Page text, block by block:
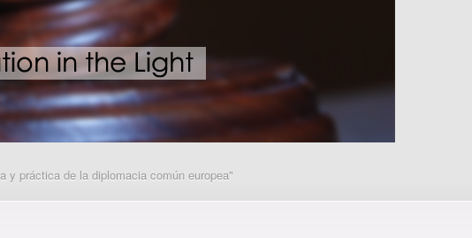
y práctica de la diplomacia común europea"